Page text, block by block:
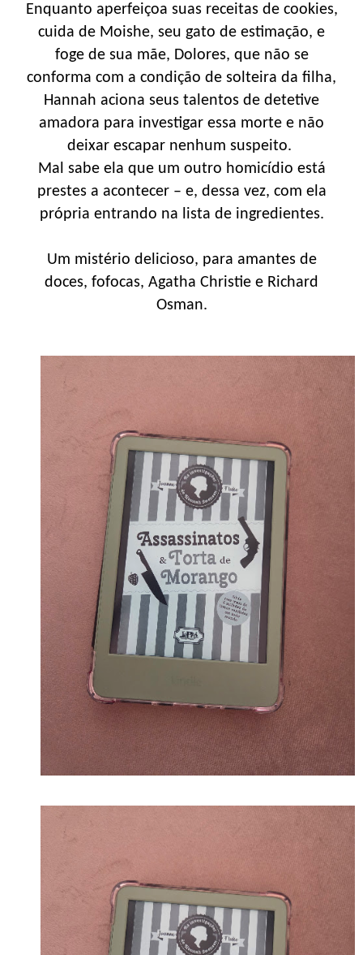
Enquanto aperfeiçoa suas receitas de cookies,
cuida de Moishe, seu gato de estimação, e
foge de sua mãe, Dolores, que não se
conforma com a condição de solteira da filha,
Hannah aciona seus talentos de detetive
amadora para investigar essa morte e não
deixar escapar nenhum suspeito.
Mal sabe ela que um outro homicídio está
prestes a acontecer – e, dessa vez, com ela
própria entrando na lista de ingredientes.
Um mistério delicioso, para amantes de
doces, fofocas, Agatha Christie e Richard
Osman.